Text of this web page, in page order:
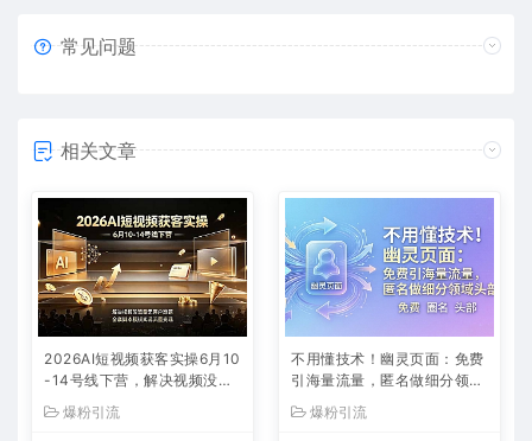
常见问题
相关文章
2026AI短视频获客实操6月10
-14号线下营，解决视频没流
量无客户难题，全套脚本模板
实现流量变现
爆粉引流
不用懂技术！幽灵页面：免费
引海量流量，匿名做细分领域
头部
爆粉引流